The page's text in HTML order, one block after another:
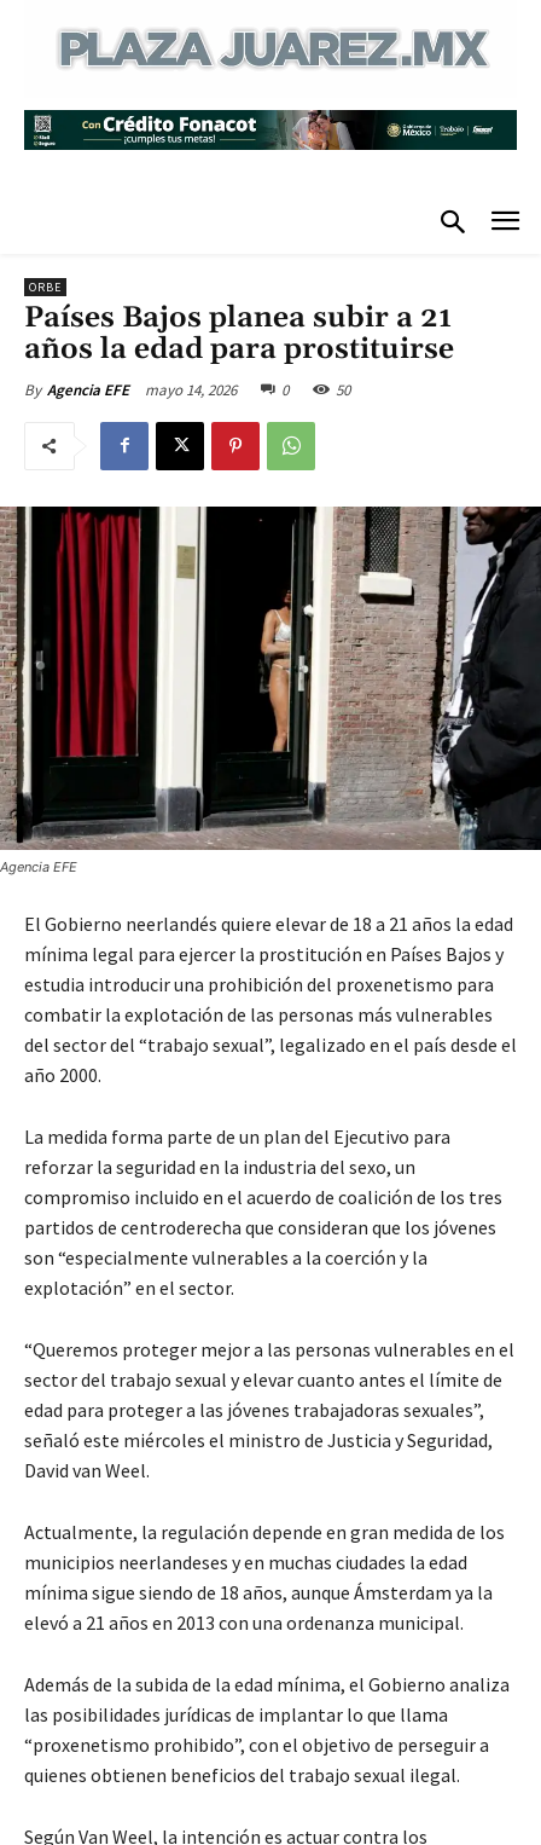
ORBE
Países Bajos planea subir a 21
años la edad para prostituirse
By Agencia EFE mayo 14, 2026 0 50
Agencia EFE
El Gobierno neerlandés quiere elevar de 18 a 21 años la edad
mínima legal para ejercer la prostitución en Países Bajos y
estudia introducir una prohibición del proxenetismo para
combatir la explotación de las personas más vulnerables
del sector del “trabajo sexual”, legalizado en el país desde el
año 2000.
La medida forma parte de un plan del Ejecutivo para
reforzar la seguridad en la industria del sexo, un
compromiso incluido en el acuerdo de coalición de los tres
partidos de centroderecha que consideran que los jóvenes
son “especialmente vulnerables a la coerción y la
explotación” en el sector.
“Queremos proteger mejor a las personas vulnerables en el
sector del trabajo sexual y elevar cuanto antes el límite de
edad para proteger a las jóvenes trabajadoras sexuales”,
señaló este miércoles el ministro de Justicia y Seguridad,
David van Weel.
Actualmente, la regulación depende en gran medida de los
municipios neerlandeses y en muchas ciudades la edad
mínima sigue siendo de 18 años, aunque Ámsterdam ya la
elevó a 21 años en 2013 con una ordenanza municipal.
Además de la subida de la edad mínima, el Gobierno analiza
las posibilidades jurídicas de implantar lo que llama
“proxenetismo prohibido”, con el objetivo de perseguir a
quienes obtienen beneficios del trabajo sexual ilegal.
Según Van Weel, la intención es actuar contra los